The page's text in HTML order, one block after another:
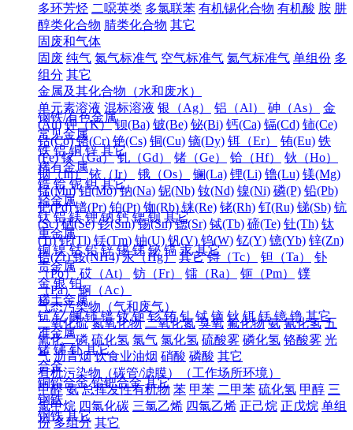
多环芳烃 二噁英类 多氯联苯 有机锡化合物 有机酸 胺 肼
醇类化合物 腈类化合物 其它
固废和气体
固废 纯气 氮气标准气 空气标准气 氦气标准气 单组份 多
组分 其它
金属及其化合物（水和废水）
单元素溶液 混标溶液 银（Ag） 铝（Al） 砷（As）
金
(Au) 钾（K） 钡(Ba) 铍(Be) 铋(Bi) 钙(Ca) 镉(Cd) 铈(Ce)
钴(Co) 铬(Cr) 铯(Cs) 铜(Cu) 镝(Dy) 铒（Er） 铕(Eu) 铁
(Fe) 镓（Ga） 钆（Gd） 锗（Ge） 铪（Hf）
钬（Ho）
铟（In） 铱（Ir） 锇（Os） 镧(La) 锂(Li) 镥(Lu) 镁(Mg)
锰(Mn) 钼(Mo) 钠(Na) 铌(Nb) 钕(Nd) 镍(Ni) 磷(P) 铅(Pb)
钯(Pd) 镨(Pr) 铂(Pt) 铷(Rb) 铼(Re) 铑(Rh) 钌(Ru) 锑(Sb) 钪
(Sc) 硒(Se) 钐(Sm) 锡(Sn) 锶(Sr) 铽(Tb) 碲(Te) 钍(Th) 钛
(Ti) 铊(Tl) 铥(Tm) 铀(U) 钒(V) 钨(W) 钇(Y) 镱(Yb) 锌(Zn)
锆(Zr) 铵(NH4) 汞（Hg） 其它 锝（Tc） 钽（Ta）
钋
（Po） 砹（At） 钫（Fr） 镭（Ra） 钷（Pm）
镤
（Pa） 锕（Ac）
气态污染物（气和废气）
二氧化硫 氮氧化物 二氧化氮 臭氧 氟化物 氨 氰化氢 五
氧化二磷 硫化氢 氯气 氯化氢 硫酸雾 磷化氢 铬酸雾 光
气 沥青烟 饮食业油烟 硝酸 磷酸 其它
有机污染物（碳管/滤膜）（工作场所环境）
甲醛 氨 总挥发性有机物 苯 甲苯 二甲苯 硫化氢 甲醇 三
氯甲烷 四氯化碳 三氯乙烯 四氯乙烯 正己烷 正戊烷 单组
份 多组分 其它
钢铁/有色金属
常见金属
铁 铝 铜 锌 其它
稀有金属
锆 铪 铌 钽 其它
轻金属
钛 铝 镁 钾 钠 钙 锶 钡 其它
重金属
铜 镍 钴 铅 锌 锡 锑 铋 镉 汞 其它
贵金属
金 银 铂
稀土金属
钪 钇 镧 铈 镨 钕 钷 钐 铕 钆 铽 镝 钬 铒 铥 镱 镥 其它
准金属
锗 锑 钋 其它
合金
铜铅合金 铅钯合金 其它
钢铁
钢铁 其它